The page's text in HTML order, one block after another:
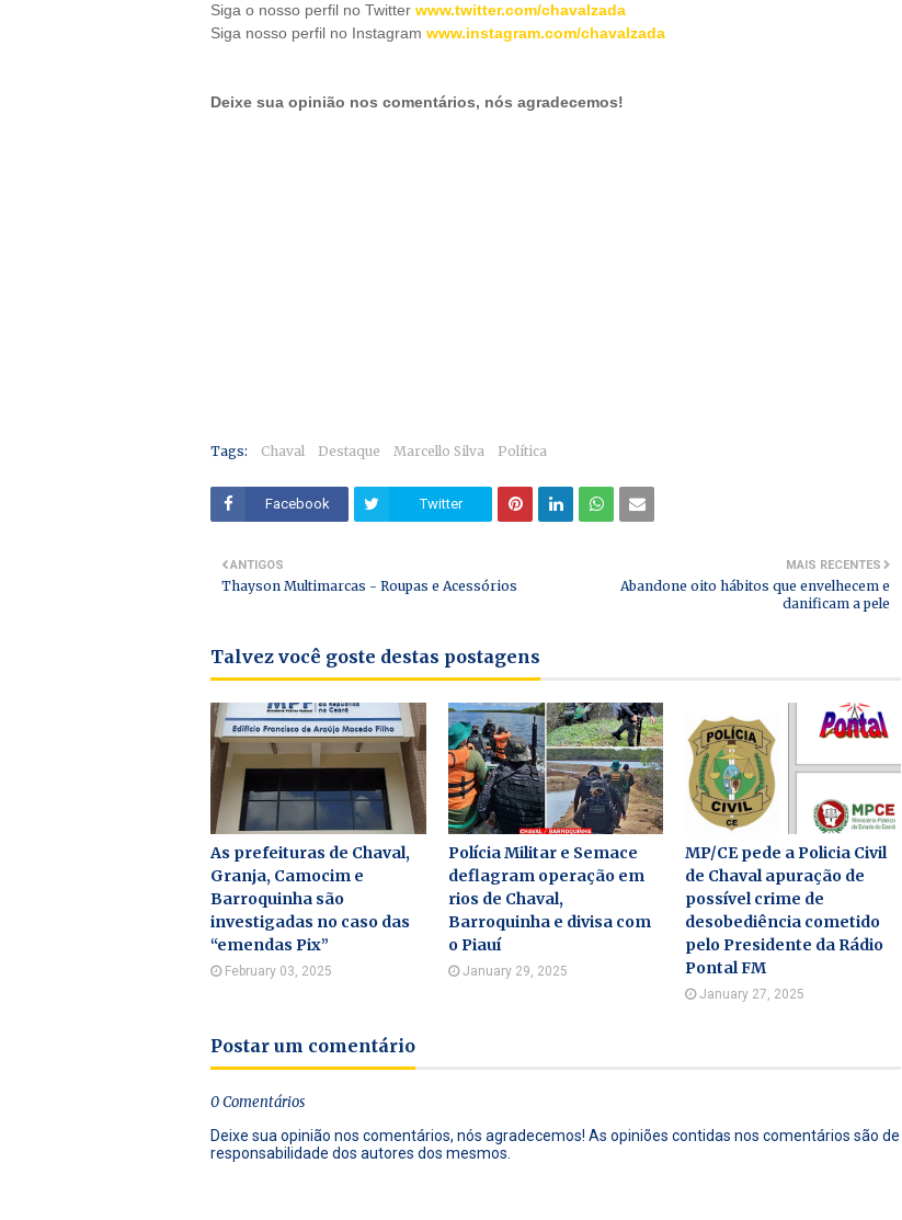
Siga o nosso perfil no Twitter www.twitter.com/chavalzada
Siga nosso perfil no Instagram www.instagram.com/chavalzada
Deixe sua opinião nos comentários, nós agradecemos!
Tags: Chaval Destaque Marcello Silva Política
Facebook Twitter
MAIS RECENTES
Abandone oito hábitos que envelhecem e
danificam a pele
ANTIGOS
Thayson Multimarcas - Roupas e Acessórios
Talvez você goste destas postagens
As prefeituras de Chaval,
Granja, Camocim e
Barroquinha são
investigadas no caso das
“emendas Pix”
February 03, 2025
Polícia Militar e Semace
deflagram operação em
rios de Chaval,
Barroquinha e divisa com
o Piauí
January 29, 2025
MP/CE pede a Policia Civil
de Chaval apuração de
possível crime de
desobediência cometido
pelo Presidente da Rádio
Pontal FM
January 27, 2025
Postar um comentário
0 Comentários
Deixe sua opinião nos comentários, nós agradecemos! As opiniões contidas nos comentários são de
responsabilidade dos autores dos mesmos.